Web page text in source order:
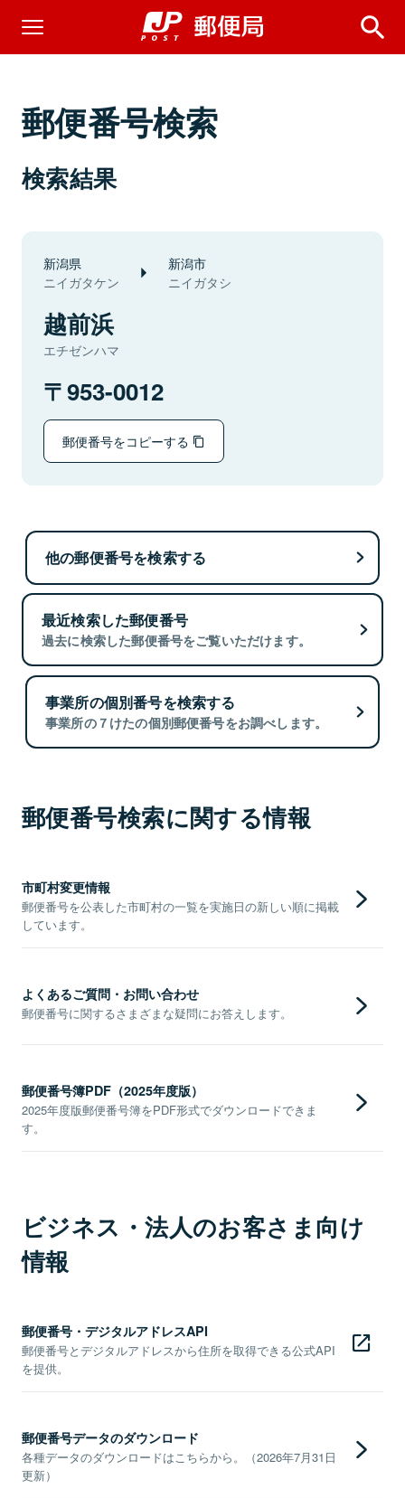
郵便番号検索
検索結果
新潟県
ニイガタケン
新潟市
ニイガタシ
越前浜
エチゼンハマ
953-0012
郵便番号をコピーする
他の郵便番号を検索する
最近検索した郵便番号
過去に検索した郵便番号をご覧いただけます。
事業所の個別番号を検索する
事業所の７けたの個別郵便番号をお調べします。
郵便番号検索に関する情報
市町村変更情報
郵便番号を公表した市町村の一覧を実施日の新しい順に掲載
しています。
よくあるご質問・お問い合わせ
郵便番号に関するさまざまな疑問にお答えします。
郵便番号簿PDF（2025年度版）
2025年度版郵便番号簿をPDF形式でダウンロードできま
す。
ビジネス・法人のお客さま向け
情報
郵便番号・デジタルアドレスAPI
郵便番号とデジタルアドレスから住所を取得できる公式API
を提供。
郵便番号データのダウンロード
各種データのダウンロードはこちらから。（2026年7月31日
更新）